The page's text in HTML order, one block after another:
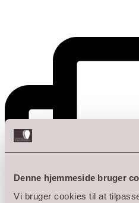
Denne hjemmeside bruger
Vi bruger cookies til at